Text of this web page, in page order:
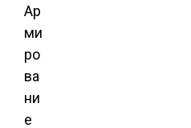
Ар
ми
ро
ва
ни
е